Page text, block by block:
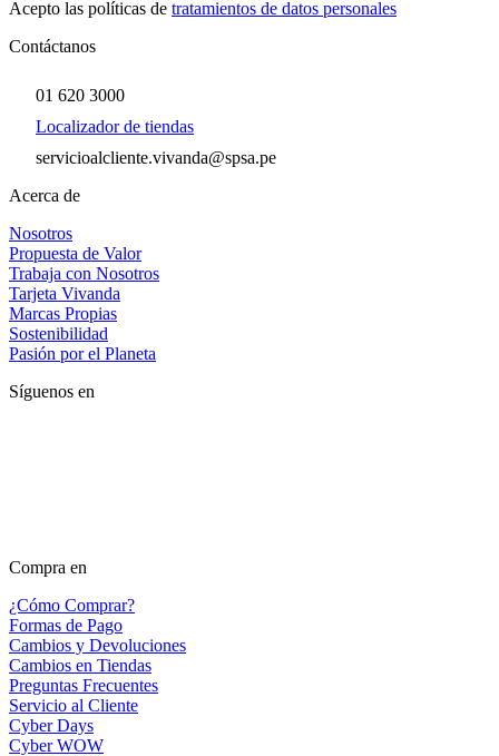
Acepto las políticas de tratamientos de datos personales
Contáctanos
01 620 3000
Localizador de tiendas
servicioalcliente.vivanda@spsa.pe
Acerca de
Nosotros
Propuesta de Valor
Trabaja con Nosotros
Tarjeta Vivanda
Marcas Propias
Sostenibilidad
Pasión por el Planeta
Síguenos en
Compra en
¿Cómo Comprar?
Formas de Pago
Cambios y Devoluciones
Cambios en Tiendas
Preguntas Frecuentes
Servicio al Cliente
Cyber Days
Cyber WOW